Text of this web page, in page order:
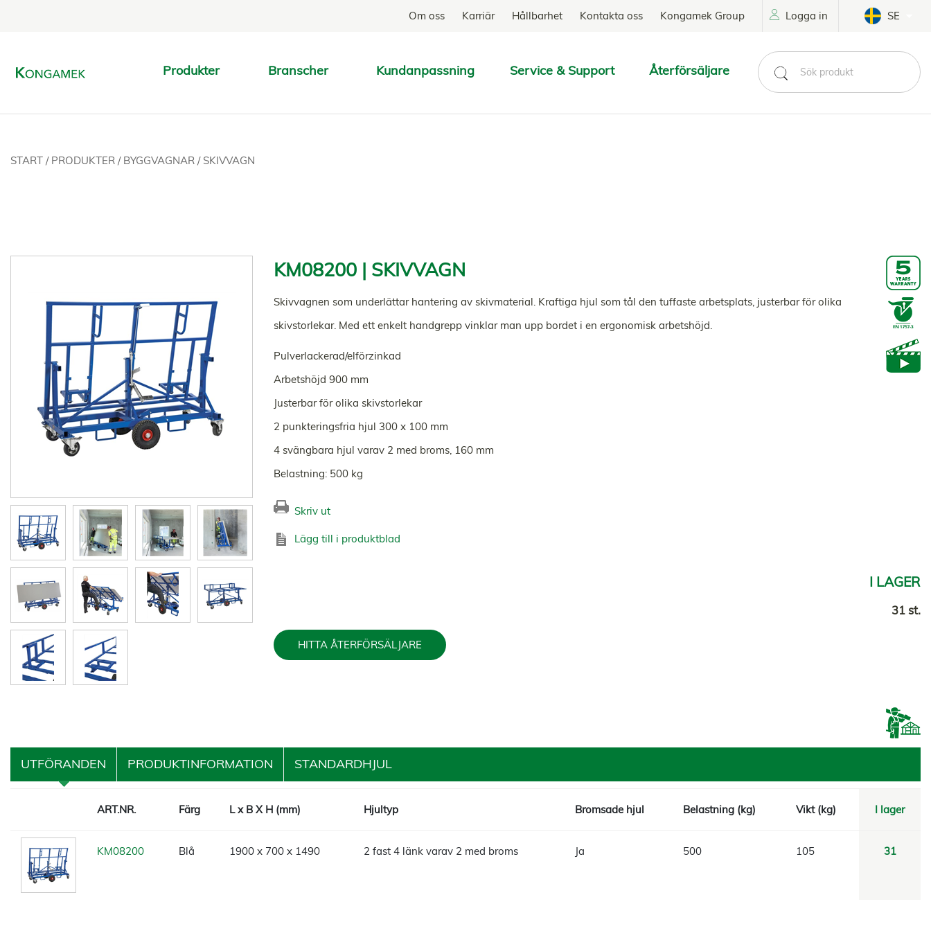
Om oss Karriär Hållbarhet Kontakta oss Kongamek Group Logga in SE
Produkter Branscher Kundanpassning Service & Support Återförsäljare
SÖK
START / PRODUKTER / BYGGVAGNAR / SKIVVAGN
KM08200 | SKIVVAGN
Skivvagnen som underlättar hantering av skivmaterial. Kraftiga hjul som tål den tuffaste arbetsplats, justerbar för olika
skivstorlekar. Med ett enkelt handgrepp vinklar man upp bordet i en ergonomisk arbetshöjd.
Pulverlackerad/elförzinkad
Arbetshöjd 900 mm
Justerbar för olika skivstorlekar
2 punkteringsfria hjul 300 x 100 mm
4 svängbara hjul varav 2 med broms, 160 mm
Belastning: 500 kg
Skriv ut
Lägg till i produktblad
I LAGER
31 st.
HITTA ÅTERFÖRSÄLJARE
UTFÖRANDEN PRODUKTINFORMATION STANDARDHJUL
ART.NR. Färg L x B X H (mm) Hjultyp Bromsade hjul Belastning (kg) Vikt (kg) I lager
KM08200 Blå 1900 x 700 x 1490 2 fast 4 länk varav 2 med broms Ja 500 105 31